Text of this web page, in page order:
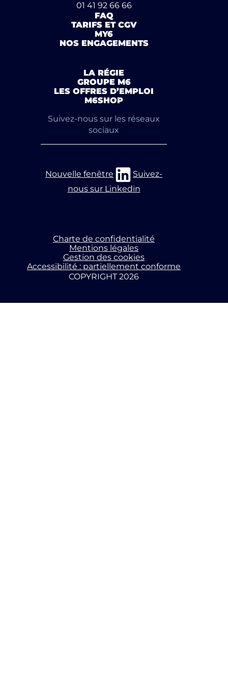
01 41 92 66 66
FAQ
TARIFS ET CGV
MY6
NOS ENGAGEMENTS
LA RÉGIE
GROUPE M6
LES OFFRES D’EMPLOI
M6SHOP
Suivez-nous sur les réseaux
sociaux
Nouvelle fenêtre
Suivez-
nous sur Linkedin
COPYRIGHT 2026
Charte de confidentialité
Mentions légales
Gestion des cookies
Accessibilité : partiellement conforme